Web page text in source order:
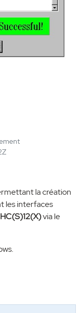
la création
les interfaces
HC(S)12(X)via le